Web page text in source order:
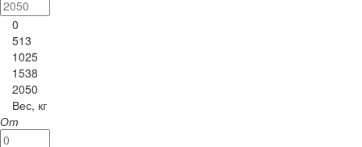
0
513
1025
1538
2050
Вес, кг
От